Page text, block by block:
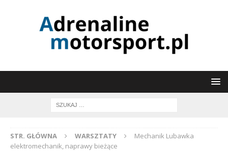
STR. GŁÓWNA WARSZTATY
Mechanik Lubawka
elektromechanik, naprawy bieżące